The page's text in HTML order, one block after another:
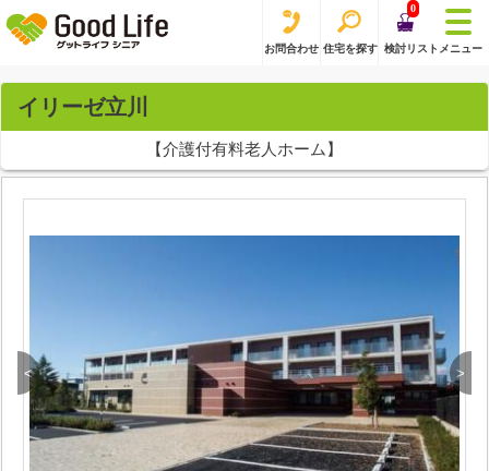
お問合わせ 住宅を探す
0
検討リスト メニュー
イリーゼ立川
【介護付有料老人ホーム】
< >